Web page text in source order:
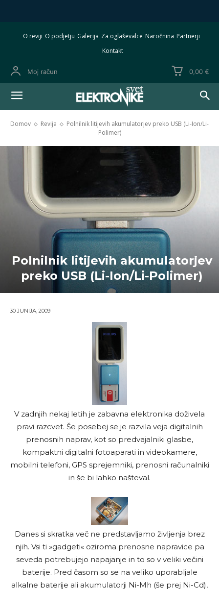
O reviji O podjetju Galerija Za oglaševalce Naročnina Partnerji
Kontakt
Moj račun 0,00 €
Domov Revija
Polnilnik litijevih akumulatorjev preko USB (Li-Ion/Li-
Polimer)
Polnilnik litijevih akumulatorjev
preko USB (Li-Ion/Li-Polimer)
30 JUNIJA, 2009
V zadnjih nekaj letih je zabavna elektronika doživela
pravi razcvet. Še posebej se je razvila veja digitalnih
prenosnih naprav, kot so predvajalniki glasbe,
kompaktni digitalni fotoaparati in videokamere,
mobilni telefoni, GPS sprejemniki, prenosni računalniki
in še bi lahko našteval.
Danes si skratka več ne predstavljamo življenja brez
njih. Vsi ti »gadgeti« oziroma prenosne napravice pa
seveda potrebujejo napajanje in to so v veliki večini
baterije. Pred časom so se na veliko uporabljale
alkalne baterije ali akumulatorji Ni-Mh (še prej Ni-Cd),